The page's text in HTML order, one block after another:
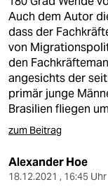
Auch dem Autor
dass der
von
den
angesichts der
primär junge
Brasilien fliegen
zum Beitrag
Alexander Hoe
18.12.2021 , 16:45 Uhr